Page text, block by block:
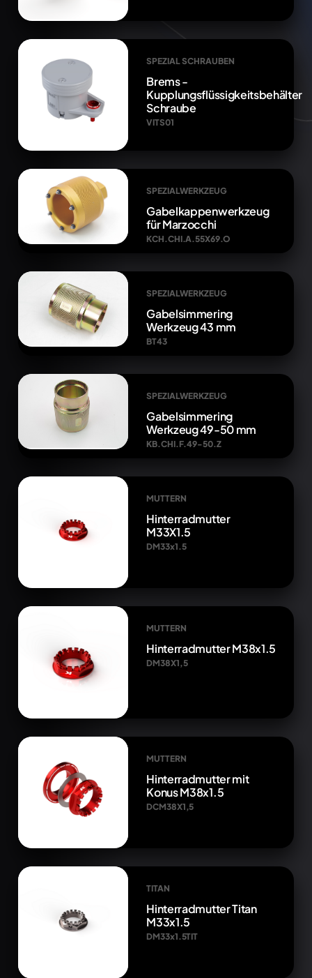
SPEZIAL SCHRAUBEN
Brems -
Kupplungsflüssigkeitsbehälter
Schraube
VITS01
SPEZIALWERKZEUG
Gabelkappenwerkzeug
für Marzocchi
KCH.CHI.A.55X69.O
SPEZIALWERKZEUG
Gabelsimmering
Werkzeug 43 mm
BT43
SPEZIALWERKZEUG
Gabelsimmering
Werkzeug 49-50 mm
KB.CHI.F.49-50.Z
MUTTERN
Hinterradmutter
M33X1.5
DM33x1.5
MUTTERN
Hinterradmutter M38x1.5
DM38X1,5
MUTTERN
Hinterradmutter mit
Konus M38x1.5
DCM38X1,5
TITAN
Hinterradmutter Titan
M33x1.5
DM33x1.5TIT